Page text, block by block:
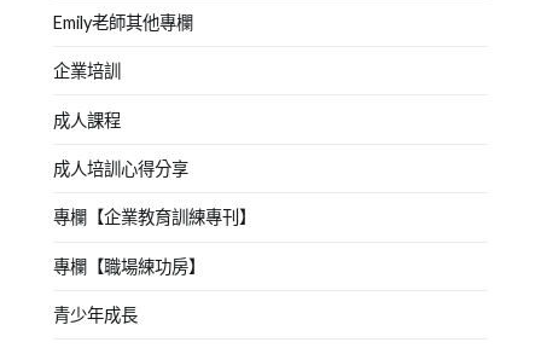
Emily老師其他專欄
企業培訓
成人課程
成人培訓心得分享
專欄【企業教育訓練專刊】
專欄【職場練功房】
青少年成長